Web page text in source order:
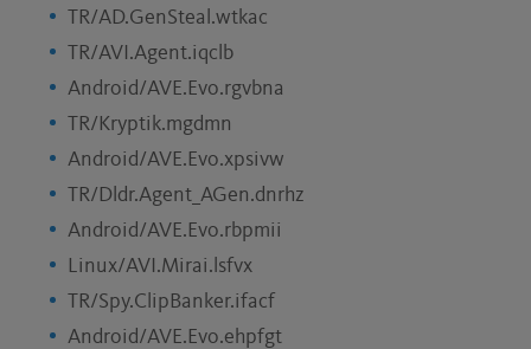
TR/AD.GenSteal.wtkac
TR/AVI.Agent.iqclb
Android/AVE.Evo.rgvbna
TR/Kryptik.mgdmn
Android/AVE.Evo.xpsivw
TR/Dldr.Agent_AGen.dnrhz
Android/AVE.Evo.rbpmii
Linux/AVI.Mirai.lsfvx
TR/Spy.ClipBanker.ifacf
Android/AVE.Evo.ehpfgt